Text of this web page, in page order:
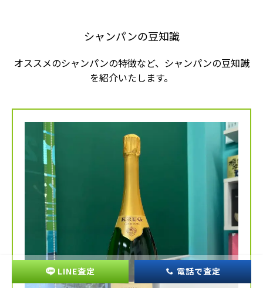
シャンパンの豆知識
オススメのシャンパンの特徴など、シャンパンの豆知識
を紹介いたします。
LINE査定 電話で査定